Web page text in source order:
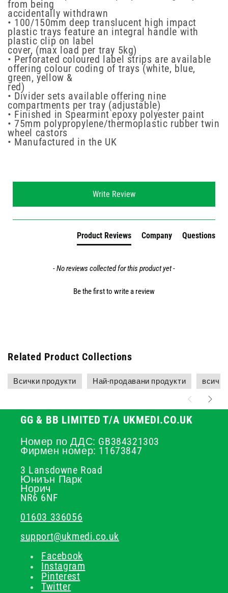
from being
accidentally withdrawn
• 100/150mm deep translucent high impact
plastic trays feature an integral handle with
plastic clip on label
cover, (max load per tray 5kg)
• Perforated coloured label strips are available
offering colour coding of trays (white, blue,
green, yellow &
red)
• Divider sets available offering nine
compartments per tray (adjustable)
• Finished in Spearmint epoxy polyester paint
• 75mm polypropylene/thermoplastic rubber twin
wheel castors
• Manufactured in the UK
Write Review
Product Reviews Company Questions
- No reviews collected for this product yet -
Be the first to write a review
Related Product Collections
Всички продукти Най-продавани продукти всичко
GG & BB LIMITED T/A UKMEDI.CO.UK
Номер по ДДС: GB384321303
Фирмен номер: 11673847
3 Lansdowne Road
Юниън Парк
Норич
NR6 6NF
01603 336056
support@ukmedi.co.uk
Facebook
Instagram
Pinterest
Twitter